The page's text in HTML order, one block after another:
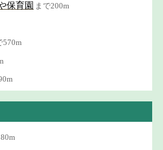
保育園 まで200m
570m